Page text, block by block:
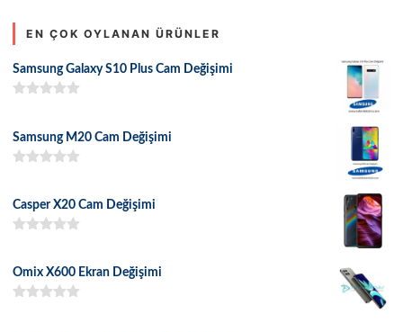
EN ÇOK OYLANAN ÜRÜNLER
Samsung Galaxy S10 Plus Cam Değişimi
Samsung M20 Cam Değişimi
Casper X20 Cam Değişimi
Omix X600 Ekran Değişimi